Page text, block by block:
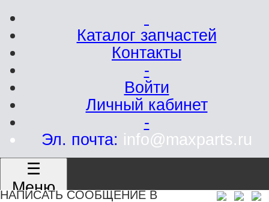
Каталог запчастей
Контакты
-
Войти
Личный кабинет
-
Эл. почта: info@maxparts.ru
☰
Меню
НАПИСАТЬ СООБЩЕНИЕ В